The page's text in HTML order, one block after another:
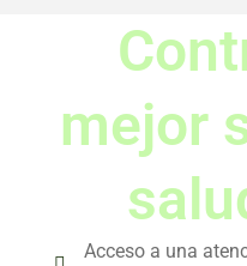
mejor
Acceso a una